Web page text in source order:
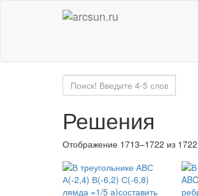
Решения
Отображение 1713–1722 из 1722